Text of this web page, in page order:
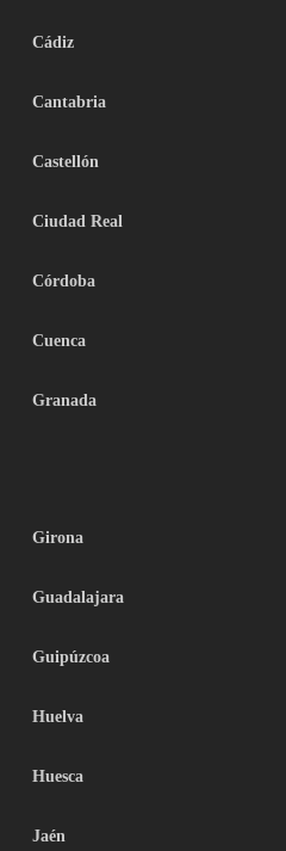
Cádiz
Cantabria
Castellón
Ciudad Real
Córdoba
Cuenca
Granada
Girona
Guadalajara
Guipúzcoa
Huelva
Huesca
Jaén